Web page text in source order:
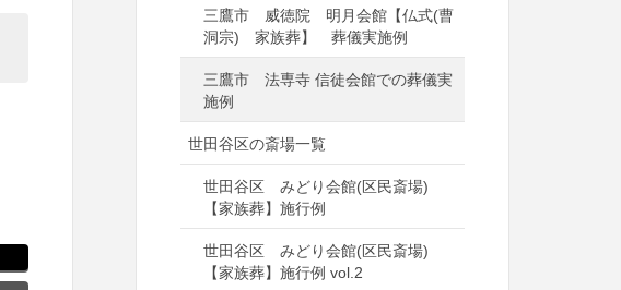
三鷹市 威徳院 明月会館【仏式(曹
洞宗) 家族葬】 葬儀実施例
三鷹市 法専寺 信徒会館での葬儀実
施例
世田谷区の斎場一覧
世田谷区 みどり会館(区民斎場)
【家族葬】施行例
世田谷区 みどり会館(区民斎場)
【家族葬】施行例 vol.2